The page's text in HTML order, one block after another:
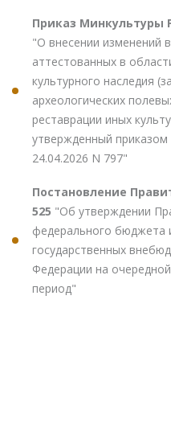
Приказ Минкультуры
"О внесении изменений
аттестованных в
культурного наследия
археологических
реставрации иных
утвержденный
24.04.2026 N 797"
Постановление
525 "Об утверждении
федерального бюджета
государственных
Федерации на
период"